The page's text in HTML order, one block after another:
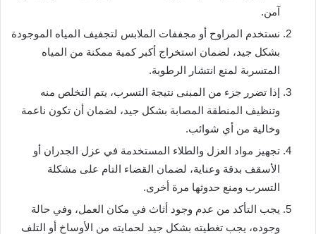
آمن.
نستخدم المراوح أو مجففات الملابس لتجفيف المياه الموجودة
بشكل جيد، لضمان استخراج أكبر كمية ممكنة من المياه
المتسربة لمنع انتشار الرطوبة.
إذا تضرر جزء من المبنى نتيجة التسرب، يتم التخلص منه
وتنظيف المنطقة المصابة بشكل جيد، لضمان أن تكون ناعمة
وخالية من أي شوائب.
تجهيز مواد العزل والطلاء المستخدمة في عزل الجدران أو
الأسقف بدقة وعناية، لضمان القضاء التام على مشكلة
التسرب ومنع حدوثها مرة أخرى.
يجب التأكد من عدم وجود أثاث في مكان العمل، وفي حالة
وجوده، يجب تغطيته بشكل جيد لحمايته من الأوساخ أو التلف